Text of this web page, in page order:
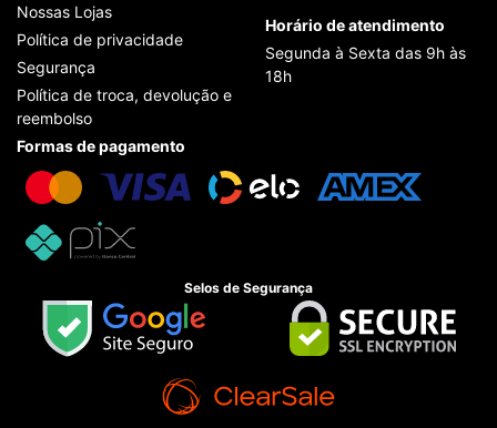
Nossas Lojas
Política de privacidade
Segurança
Política de troca, devolução e
reembolso
Horário de atendimento
Segunda à Sexta das 9h às
18h
Formas de pagamento
Selos de Segurança